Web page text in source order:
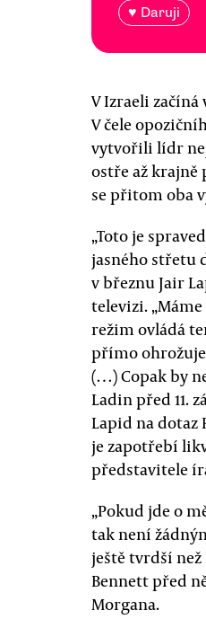
♥ Daruji
V Izraeli
V čele
vytvořili lídr
ostře až krajně
se přitom oba
„Toto je
jasného střetu
v březnu Jair
televizi.
režim ovládá
přímo
(…) Copak by
Ladin před 11.
Lapid na dotaz
je zapotřebí
představitele
„Pokud jde o
tak není
ještě tvrdší než
Bennett před
Morgana.